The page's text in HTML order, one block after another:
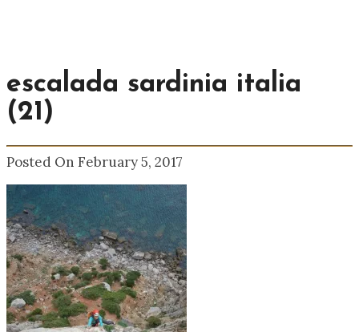
escalada sardinia italia
(21)
Posted On February 5, 2017